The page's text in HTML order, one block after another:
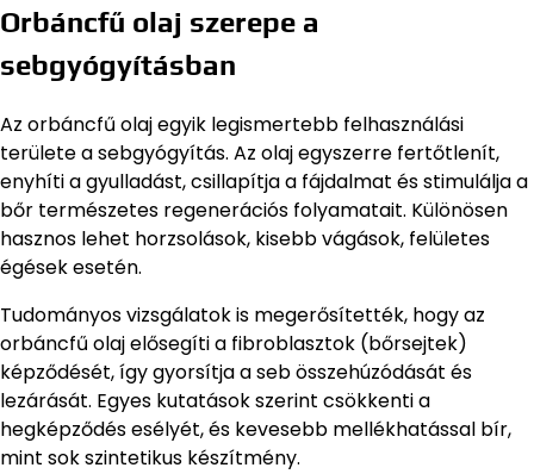
Orbáncfű olaj szerepe a
sebgyógyításban
Az orbáncfű olaj egyik legismertebb felhasználási
területe a sebgyógyítás. Az olaj egyszerre fertőtlenít,
enyhíti a gyulladást, csillapítja a fájdalmat és stimulálja a
bőr természetes regenerációs folyamatait. Különösen
hasznos lehet horzsolások, kisebb vágások, felületes
égések esetén.
Tudományos vizsgálatok is megerősítették, hogy az
orbáncfű olaj elősegíti a fibroblasztok (bőrsejtek)
képződését, így gyorsítja a seb összehúzódását és
lezárását. Egyes kutatások szerint csökkenti a
hegképződés esélyét, és kevesebb mellékhatással bír,
mint sok szintetikus készítmény.